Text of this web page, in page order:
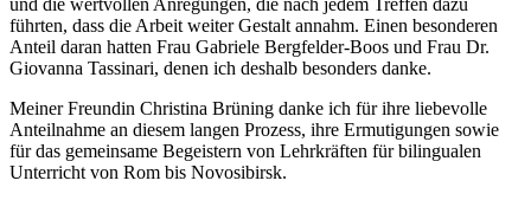
und die wertvollen Anregungen, die nach jedem Treffen dazu
führten, dass die Arbeit weiter Gestalt annahm. Einen besonderen
Anteil daran hatten Frau Gabriele Bergfelder-Boos und Frau Dr.
Giovanna Tassinari, denen ich deshalb besonders danke.
Meiner Freundin Christina Brüning danke ich für ihre liebevolle
Anteilnahme an diesem langen Prozess, ihre Ermutigungen sowie
für das gemeinsame Begeistern von Lehrkräften für bilingualen
Unterricht von Rom bis Novosibirsk.